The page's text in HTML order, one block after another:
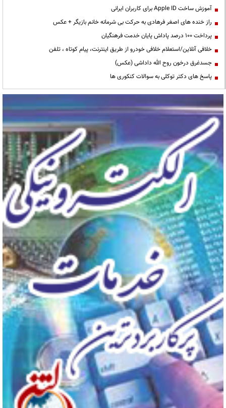
آموزش ساخت Apple ID برای کاربران ایرانی
راز خنده های اصغر فرهادی به حرکت بی شرمانه خانم بازیگر + عکس
پرداخت ۱۰۰ درصد پاداش پایان خدمت فرهنگیان
خلافی آنلاین/استعلام خلافی خودرو از طریق اینترنت، پیام کوتاه ، تلفن
جسدغرق درخون روح الله داداشی (عکس)
پاسخ های دکتر توکلی به سوالات کنکوری ها